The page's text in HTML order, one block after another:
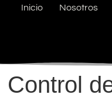
Inicio Nosotros
Control